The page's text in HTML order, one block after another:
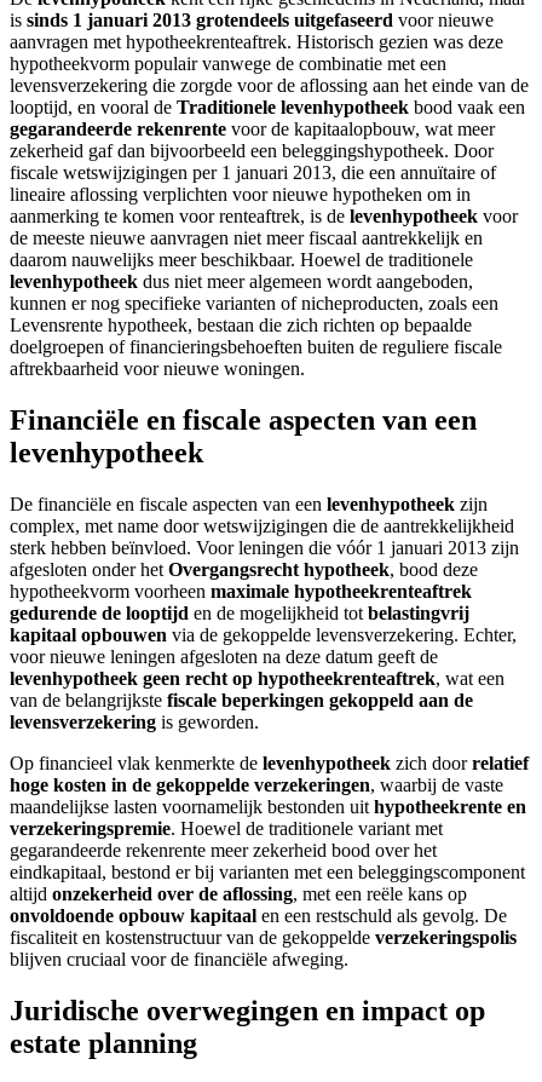
is sinds 1 januari 2013 grotendeels uitgefaseerd voor nieuwe
aanvragen met hypotheekrenteaftrek. Historisch gezien was deze
hypotheekvorm populair vanwege de combinatie met een
levensverzekering die zorgde voor de aflossing aan het einde van de
looptijd, en vooral de Traditionele levenhypotheek bood vaak een
gegarandeerde rekenrente voor de kapitaalopbouw, wat meer
zekerheid gaf dan bijvoorbeeld een beleggingshypotheek. Door
fiscale wetswijzigingen per 1 januari 2013, die een annuïtaire of
lineaire aflossing verplichten voor nieuwe hypotheken om in
aanmerking te komen voor renteaftrek, is de levenhypotheek voor
de meeste nieuwe aanvragen niet meer fiscaal aantrekkelijk en
daarom nauwelijks meer beschikbaar. Hoewel de traditionele
levenhypotheek dus niet meer algemeen wordt aangeboden,
kunnen er nog specifieke varianten of nicheproducten, zoals een
Levensrente hypotheek, bestaan die zich richten op bepaalde
doelgroepen of financieringsbehoeften buiten de reguliere fiscale
aftrekbaarheid voor nieuwe woningen.
Financiële en fiscale aspecten van een
levenhypotheek
De financiële en fiscale aspecten van een levenhypotheek zijn
complex, met name door wetswijzigingen die de aantrekkelijkheid
sterk hebben beïnvloed. Voor leningen die vóór 1 januari 2013 zijn
afgesloten onder het Overgangsrecht hypotheek, bood deze
hypotheekvorm voorheen maximale hypotheekrenteaftrek
gedurende de looptijd en de mogelijkheid tot belastingvrij
kapitaal opbouwen via de gekoppelde levensverzekering. Echter,
voor nieuwe leningen afgesloten na deze datum geeft de
levenhypotheek geen recht op hypotheekrenteaftrek, wat een
van de belangrijkste fiscale beperkingen gekoppeld aan de
levensverzekering is geworden.
Op financieel vlak kenmerkte de levenhypotheek zich doorrelatief
hoge kosten in de gekoppelde verzekeringen, waarbij de vaste
maandelijkse lasten voornamelijk bestonden uit hypotheekrente en
verzekeringspremie. Hoewel de traditionele variant met
gegarandeerde rekenrente meer zekerheid bood over het
eindkapitaal, bestond er bij varianten met een beleggingscomponent
altijd onzekerheid over de aflossing, met een reële kans op
onvoldoende opbouw kapitaal en een restschuld als gevolg. De
fiscaliteit en kostenstructuur van de gekoppelde verzekeringspolis
blijven cruciaal voor de financiële afweging.
Juridische overwegingen en impact op
estate planning